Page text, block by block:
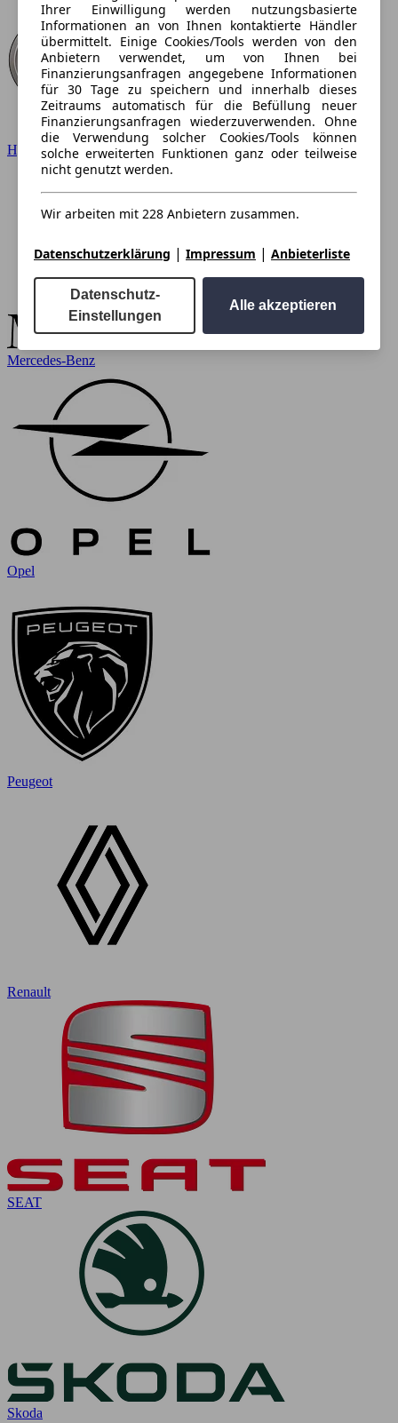
Hyundai
Mercedes-Benz
Opel
Peugeot
Renault
SEAT
Skoda
Ihrer Einwilligung werden nutzungsbasierte
Informationen an von Ihnen kontaktierte Händler
übermittelt. Einige Cookies/Tools werden von den
Anbietern verwendet, um von Ihnen bei
Finanzierungsanfragen angegebene Informationen
für 30 Tage zu speichern und innerhalb dieses
Zeitraums automatisch für die Befüllung neuer
Finanzierungsanfragen wiederzuverwenden. Ohne
die Verwendung solcher Cookies/Tools können
solche erweiterten Funktionen ganz oder teilweise
nicht genutzt werden.
Wir arbeiten mit 228 Anbietern zusammen.
Datenschutzerklärung | Impressum | Anbieterliste
Datenschutz-
Einstellungen
Alle akzeptieren